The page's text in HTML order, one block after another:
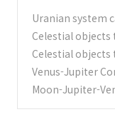
Uranian system
Space Telescope (JWST) 제임
경 (JWST)이 촬영한
Celestial objects
2023년 4월의 천체
Celestial objects
3 2023년 3월의 천
Venus-Jupiter
23 금성-목성의 근접
Moon-Jupiter-Venus